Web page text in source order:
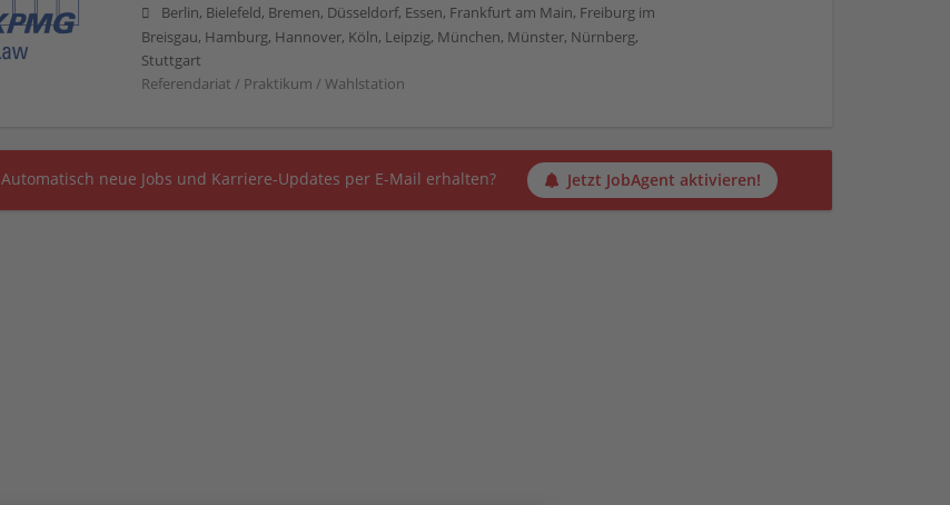
Berlin, Bielefeld, Bremen, Düsseldorf, Essen, Frankfurt am Main, Freiburg im
Breisgau, Hamburg, Hannover, Köln, Leipzig, München, Münster, Nürnberg,
Stuttgart
Referendariat / Praktikum / Wahlstation
Automatisch neue Jobs und Karriere-Updates per E-Mail erhalten? Jetzt JobAgent aktivieren!